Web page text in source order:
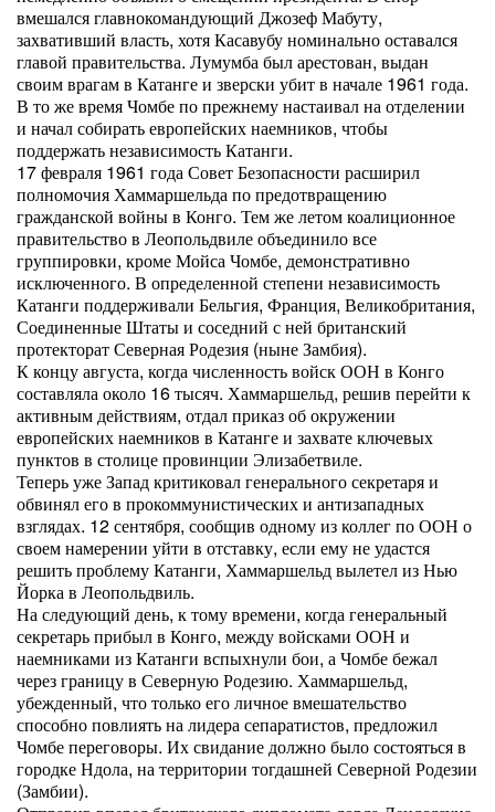
вмешался главнокомандующий Джозеф Мабуту,
захвативший власть, хотя Касавубу номинально оставался
главой правительства. Лумумба был арестован, выдан
своим врагам в Катанге и зверски убит в начале 1961 года.
В то же время Чомбе по прежнему настаивал на отделении
и начал собирать европейских наемников, чтобы
поддержать независимость Катанги.
17 февраля 1961 года Совет Безопасности расширил
полномочия Хаммаршельда по предотвращению
гражданской войны в Конго. Тем же летом коалиционное
правительство в Леопольдвиле объединило все
группировки, кроме Мойса Чомбе, демонстративно
исключенного. В определенной степени независимость
Катанги поддерживали Бельгия, Франция, Великобритания,
Соединенные Штаты и соседний с ней британский
протекторат Северная Родезия (ныне Замбия).
К концу августа, когда численность войск ООН в Конго
составляла около 16 тысяч. Хаммаршельд, решив перейти к
активным действиям, отдал приказ об окружении
европейских наемников в Катанге и захвате ключевых
пунктов в столице провинции Элизабетвиле.
Теперь уже Запад критиковал генерального секретаря и
обвинял его в прокоммунистических и антизападных
взглядах. 12 сентября, сообщив одному из коллег по ООН о
своем намерении уйти в отставку, если ему не удастся
решить проблему Катанги, Хаммаршельд вылетел из Нью
Йорка в Леопольдвиль.
На следующий день, к тому времени, когда генеральный
секретарь прибыл в Конго, между войсками ООН и
наемниками из Катанги вспыхнули бои, а Чомбе бежал
через границу в Северную Родезию. Хаммаршельд,
убежденный, что только его личное вмешательство
способно повлиять на лидера сепаратистов, предложил
Чомбе переговоры. Их свидание должно было состояться в
городке Ндола, на территории тогдашней Северной Родезии
(Замбии).